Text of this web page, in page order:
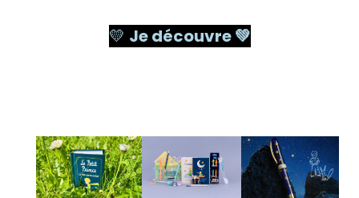
💛 Je découvre 💚